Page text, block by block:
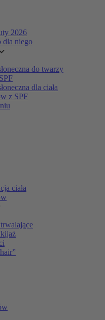
2026
dla niego
do twarzy
dla ciała
z SPF
ciała